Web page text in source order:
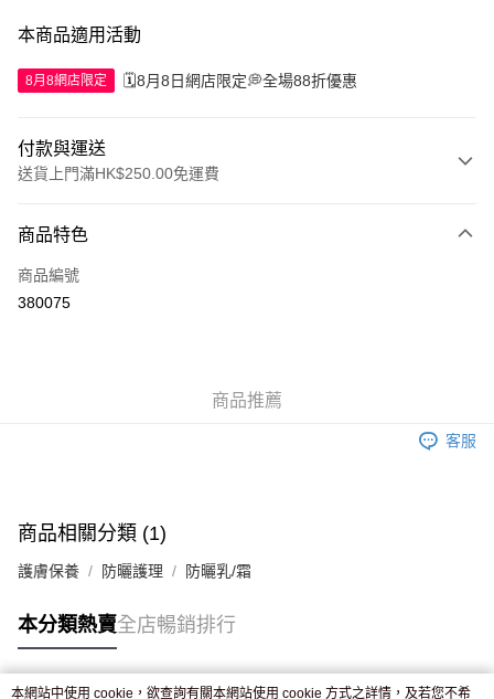
本商品適用活動
8月8網店限定 🗓️8月8日網店限定💭全場88折優惠
付款與運送
送貨上門滿HK$250.00免運費
信用卡
Apple Pay
付款後門市自取，訂單確認後2-4個工作天到店，7天內取。逾期後
商品特色
商品編號
380075
商品推薦
客服
商品相關分類 (1)
護膚保養 防曬護理 防曬乳/霜
本分類熱賣全店暢銷排行
本網站中使用 cookie，欲查詢有關本網站使用 cookie 方式之詳情，及若您不希